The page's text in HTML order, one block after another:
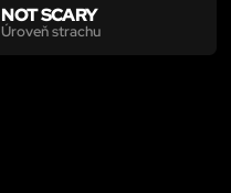
NOT SCARY
Úroveň strachu